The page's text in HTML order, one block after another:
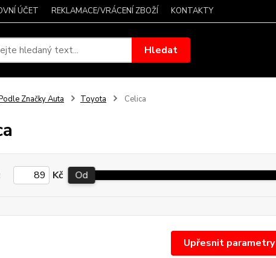
ÚČET REKLAMACE/VRÁCENÍ ZBOŽÍ KONTAKTY
Hledat
Značky Auta Toyota Celica
Upřesnit parametry
Kč Od